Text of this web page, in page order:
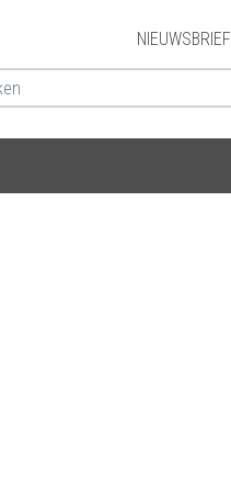
NIEUWSBRIEF